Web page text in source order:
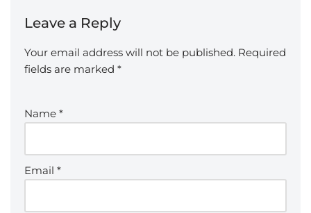
Leave a Reply
Your email address will not be published. Required
fields are marked *
Name *
Email *